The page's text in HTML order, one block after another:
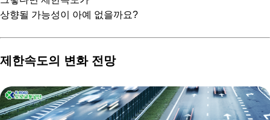
상향될 가능성이 아예 없을까요?
제한속도의 변화 전망